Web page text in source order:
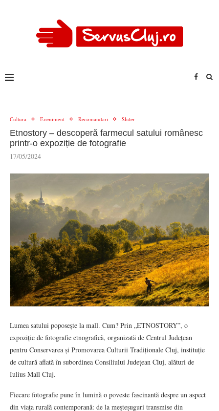
Cultura Eveniment Recomandari Slider
Etnostory – descoperă farmecul satului românesc
printr-o expoziție de fotografie
17/05/2024
Lumea satului poposește la mall. Cum? Prin „ETNOSTORY”, o
expoziție de fotografie etnografică, organizată de Centrul Județean
pentru Conservarea și Promovarea Culturii Tradiționale Cluj, instituție
de cultură aflată în subordinea Consiliului Județean Cluj, alături de
Iulius Mall Cluj.
Fiecare fotografie pune în lumină o poveste fascinantă despre un aspect
din viața rurală contemporană: de la meșteșuguri transmise din